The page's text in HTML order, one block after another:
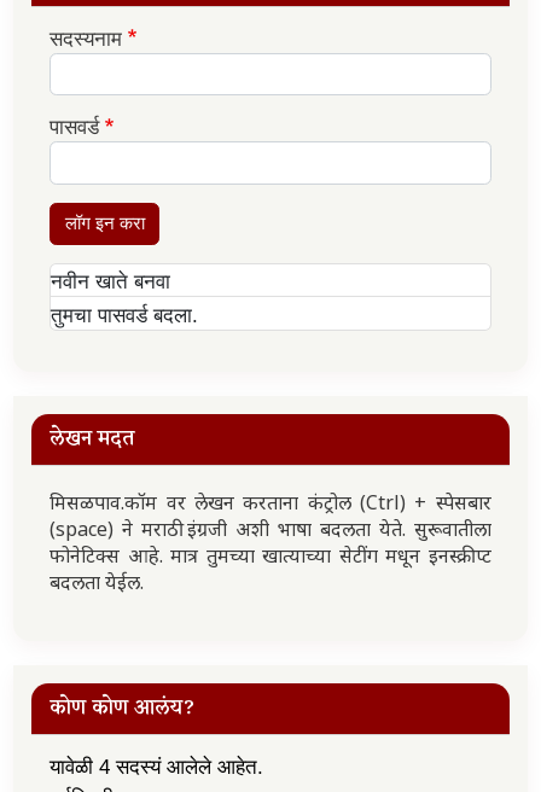
सदस्यनाम
पासवर्ड
लॉग इन करा
नवीन खाते बनवा
तुमचा पासवर्ड बदला.
लेखन मदत
मिसळपाव.कॉम वर लेखन करताना कंट्रोल (Ctrl) + स्पेसबार
(space) ने मराठी इंग्रजी अशी भाषा बदलता येते. सुरूवातीला
फोनेटिक्स आहे. मात्र तुमच्या खात्याच्या सेटींग मधून इनस्क्रीप्ट
बदलता येईल.
कोण कोण आलंय?
यावेळी 4 सदस्यं आलेले आहेत.